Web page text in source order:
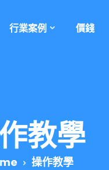
行業案例 價錢
教學
操作教學